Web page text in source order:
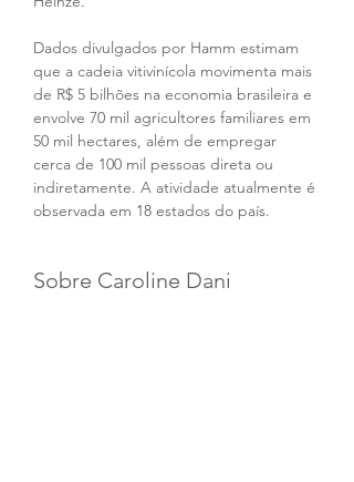
Dados divulgados por Hamm estimam
que a cadeia vitivinícola movimenta mais
de R$ 5 bilhões na economia brasileira e
envolve 70 mil agricultores familiares em
50 mil hectares, além de empregar
cerca de 100 mil pessoas direta ou
indiretamente. A atividade atualmente é
observada em 18 estados do país.
Sobre Caroline Dani